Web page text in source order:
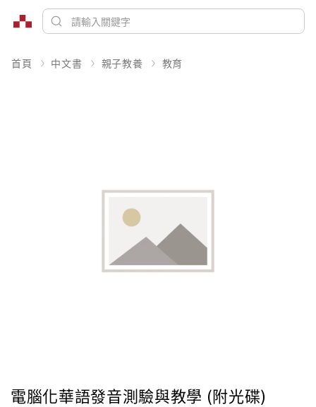
首頁 中文書 親子教養 教育
電腦化華語發音測驗與教學 (附光碟)